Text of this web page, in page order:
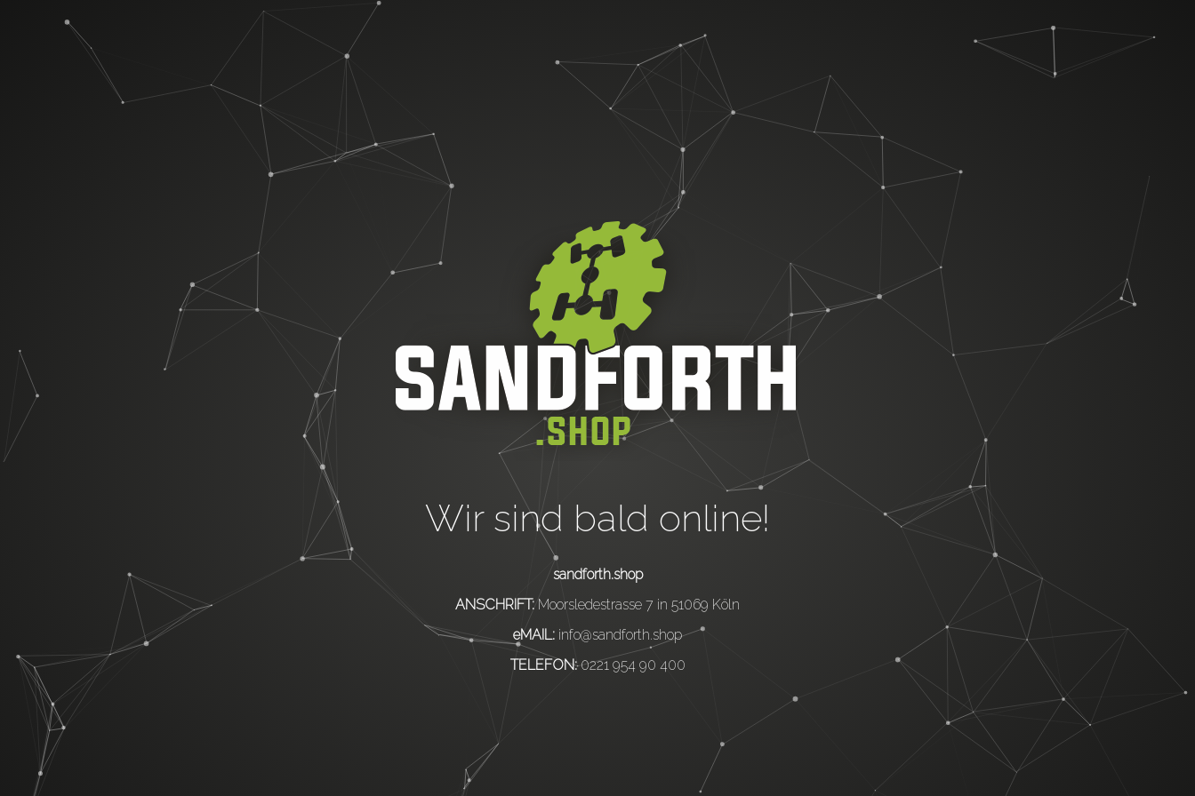
Wir sind bald online!
sandforth.shop
ANSCHRIFT:Moorsledestrasse 7 in 51069 Köln
eMAIL: info@sandforth.shop
TELEFON:0221 954 90 400